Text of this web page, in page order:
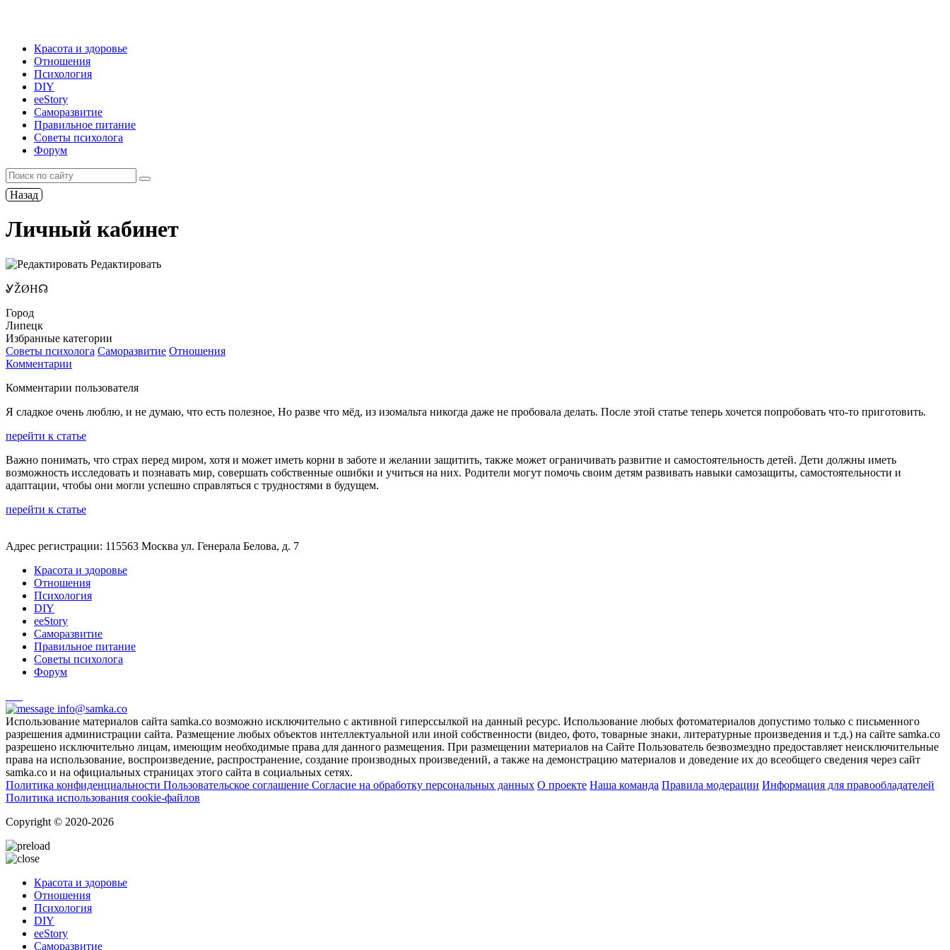
Красота и здоровье
Отношения
Психология
DIY
ееStory
Саморазвитие
Правильное питание
Советы психолога
Форум
Назад
Личный кабинет
Редактировать
ᎽŽØH☊
Город
Липецк
Избранные категории
Советы психолога Саморазвитие Отношения
Комментарии
Комментарии пользователя
Я сладкое очень люблю, и не думаю, что есть полезное, Но разве что мёд, из изомальта никогда даже не пробовала делать. После этой статье теперь хочется попробовать что-то приготовить.
перейти к статье
Важно понимать, что страх перед миром, хотя и может иметь корни в заботе и желании защитить, также может ограничивать развитие и самостоятельность детей. Дети должны иметь
возможность исследовать и познавать мир, совершать собственные ошибки и учиться на них. Родители могут помочь своим детям развивать навыки самозащиты, самостоятельности и
адаптации, чтобы они могли успешно справляться с трудностями в будущем.
перейти к статье
Адрес регистрации: 115563 Москва ул. Генерала Белова, д. 7
Красота и здоровье
Отношения
Психология
DIY
ееStory
Саморазвитие
Правильное питание
Советы психолога
Форум
info@samka.co
Использование материалов сайта samka.co возможно исключительно с активной гиперссылкой на данный ресурс. Использование любых фотоматериалов допустимо только с письменного
разрешения администрации сайта. Размещение любых объектов интеллектуальной или иной собственности (видео, фото, товарные знаки, литературные произведения и т.д.) на сайте samka.co
разрешено исключительно лицам, имеющим необходимые права для данного размещения. При размещении материалов на Сайте Пользователь безвозмездно предоставляет неисключительные
права на использование, воспроизведение, распространение, создание производных произведений, а также на демонстрацию материалов и доведение их до всеобщего сведения через сайт
samka.co и на официальных страницах этого сайта в социальных сетях.
Политика конфиденциальности Пользовательское соглашение Согласие на обработку персональных данных О проекте Наша команда Правила модерации Информация для правообладателей
Политика использования cookie-файлов
Copyright © 2020-2026
Красота и здоровье
Отношения
Психология
DIY
ееStory
Саморазвитие